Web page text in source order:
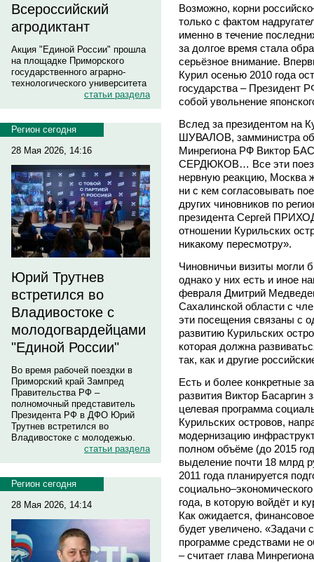
Всероссийский
агродиктант
Акция "Единой России" прошла
на площадке Приморского
государственного аграрно-
технологического университета
статьи раздела
Регион сегодня
28 Мая 2026, 14:16
Юрий Трутнев
встретился во
Владивостоке с
молодогвардейцами
"Единой России"
Во время рабочей поездки в
Приморский край Зампред
Правительства РФ –
полномочный представитель
Президента РФ в ДФО Юрий
Трутнев встретился во
Владивостоке с молодежью.
статьи раздела
Регион сегодня
28 Мая 2026, 14:14
Возможно, корни
только с фактом
именно в течение
за долгое время стала
серьёзное внимание.
Курил осенью 2010 года
государства – Президент
собой увольнение
Вслед за президентом на
ШУВАЛОВ, замминистра
Минрегиона РФ Виктор
СЕРДЮКОВ… Все эти
нервную реакцию, Москва
ни с кем согласовывать
других чиновников по
президента Сергей
отношении Курильских
никакому пересмотру».
Чиновничьи визиты могли
однако у них есть и иное
февраля Дмитрий
Сахалинской области с
эти посещения связаны с
развитию Курильских
которая должна
так, как и другие
Есть и более конкретные
развития Виктор
целевая программа
Курильских островов,
модернизацию
полном объёме (до 2015
выделение почти 18 млрд
2011 года планируется
года, в которую войдёт и
Как ожидается,
будет увеличено. «Задачи
программе средствами не
– считает глава